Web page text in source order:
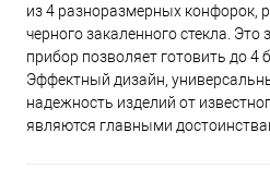
из 4 разноразмерных конфорок,
черного закаленного стекла.
прибор позволяет готовить до 4
Эффектный дизайн,
надежность изделий от
являются главными